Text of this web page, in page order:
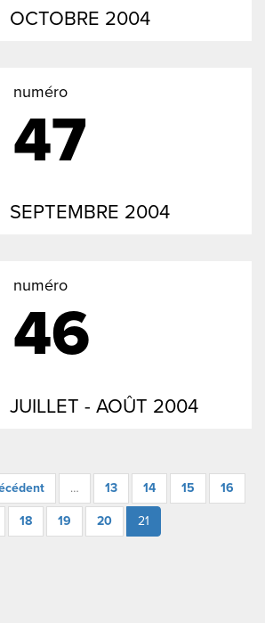
OCTOBRE 2004
SEPTEMBRE 2004
numéro
47
JUILLET - AOÛT 2004
numéro
46
… 13 14 15 16
18 19 20 21